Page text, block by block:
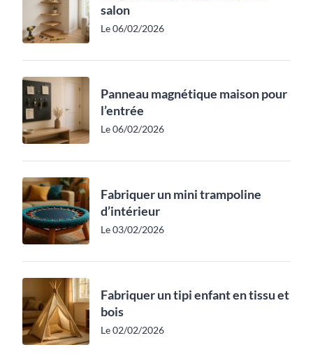
salon
Le 06/02/2026
Panneau magnétique maison pour
l’entrée
Le 06/02/2026
Fabriquer un mini trampoline
d’intérieur
Le 03/02/2026
Fabriquer un tipi enfant en tissu et
bois
Le 02/02/2026